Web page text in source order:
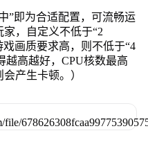
”即为合适配置，可流畅运
，自定义不低于“2
画质要求高，则不低于“4
越高越好，CPU核数最高
产生卡顿。）